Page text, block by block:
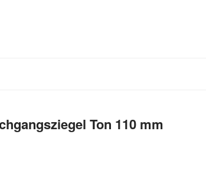
Ton 110 mm